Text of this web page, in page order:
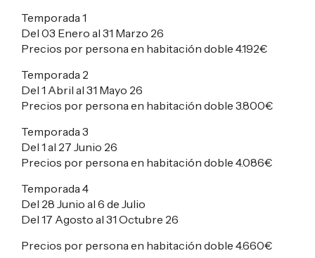
Temporada 1
Del 03 Enero al 31 Marzo 26
Precios por persona en habitación doble 4.192€
Temporada 2
Del 1 Abril al 31 Mayo 26
Precios por persona en habitación doble 3.800€
Temporada 3
Del 1 al 27 Junio 26
Precios por persona en habitación doble 4.086€
Temporada 4
Del 28 Junio al 6 de Julio
Del 17 Agosto al 31 Octubre 26
Precios por persona en habitación doble 4.660€